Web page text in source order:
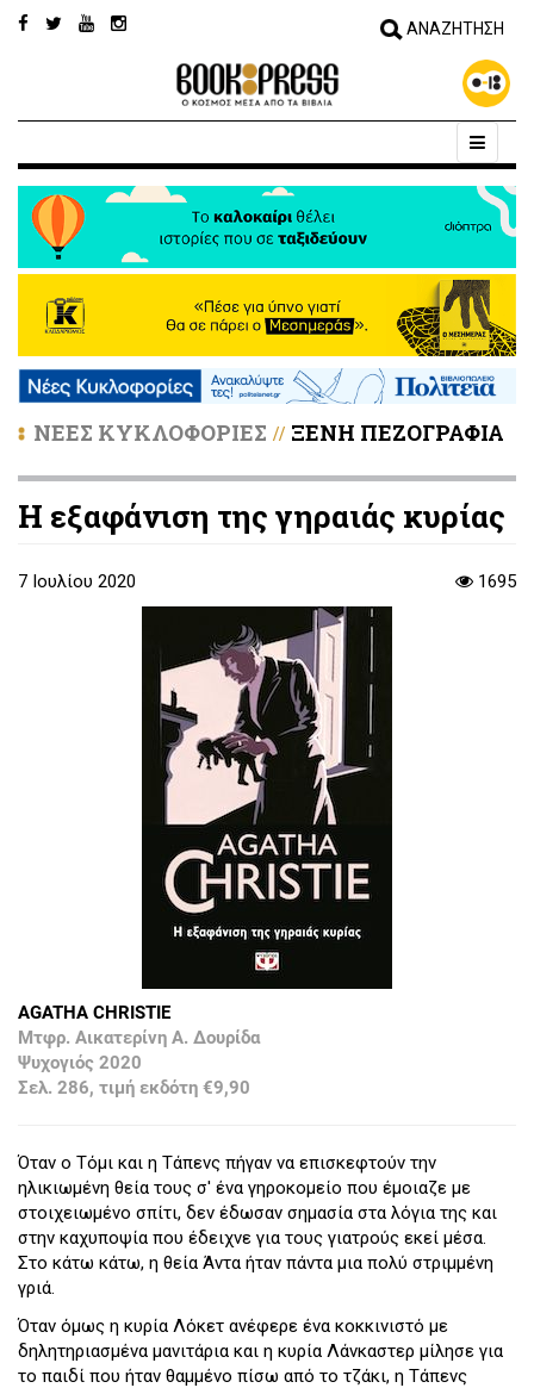
ΝΕΕΣ ΚΥΚΛΟΦΟΡΙΕΣ // ΞΕΝΗ ΠΕΖΟΓΡΑΦΙΑ
Η εξαφάνιση της γηραιάς κυρίας
7 Ιουλίου 2020 1695
AGATHA CHRISTIE
Μτφρ. Αικατερίνη Α. Δουρίδα
Ψυχογιός 2020
Σελ. 286, τιμή εκδότη €9,90
Όταν ο Τόμι και η Τάπενς πήγαν να επισκεφτούν την
ηλικιωμένη θεία τους σ' ένα γηροκομείο που έμοιαζε με
στοιχειωμένο σπίτι, δεν έδωσαν σημασία στα λόγια της και
στην καχυποψία που έδειχνε για τους γιατρούς εκεί μέσα.
Στο κάτω κάτω, η θεία Άντα ήταν πάντα μια πολύ στριμμένη
γριά.
Όταν όμως η κυρία Λόκετ ανέφερε ένα κοκκινιστό με
δηλητηριασμένα μανιτάρια και η κυρία Λάνκαστερ μίλησε για
το παιδί που ήταν θαμμένο πίσω από το τζάκι, η Τάπενς